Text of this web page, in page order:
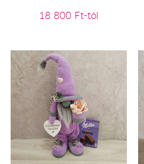
18 800 Ft-tól